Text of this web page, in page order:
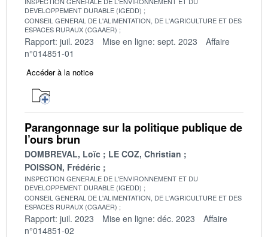
DEVELOPPEMENT DURABLE (IGEDD)
CONSEIL GENERAL DE L'ALIMENTATION, DE L'AGRICULTURE ET DES
ESPACES RURAUX (CGAAER)
Rapport: juil. 2023 Mise en ligne: sept. 2023
Affaire
n°014851-01
Accéder à la notice
Parangonnage sur la politique publique de
l’ours brun
DOMBREVAL, Loïc
LE COZ, Christian
POISSON, Frédéric
INSPECTION GENERALE DE L'ENVIRONNEMENT ET DU
DEVELOPPEMENT DURABLE (IGEDD)
CONSEIL GENERAL DE L'ALIMENTATION, DE L'AGRICULTURE ET DES
ESPACES RURAUX (CGAAER)
Rapport: juil. 2023 Mise en ligne: déc. 2023
Affaire
n°014851-02